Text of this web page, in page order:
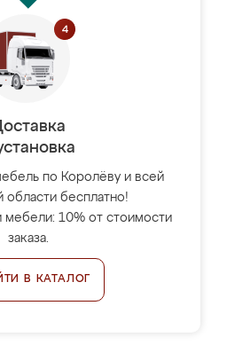
по Королёву и всей
области бесплатно!
10% от стоимости
заказа.
В КАТАЛОГ